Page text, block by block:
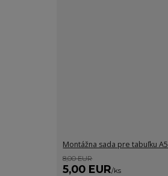
Montážna sada pre tabuľku A5
8,00 EUR
5,00 EUR/ks